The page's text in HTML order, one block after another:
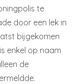
te
door een lek in
bijgekomen
enkel op naam
de